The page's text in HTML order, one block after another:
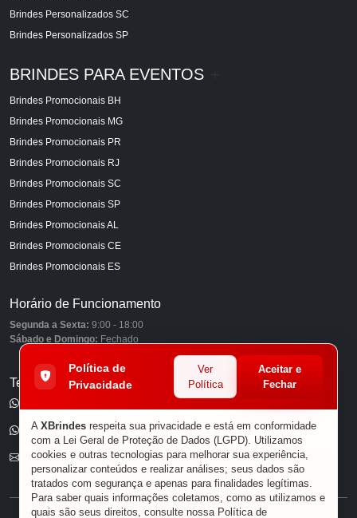
Brindes Personalizados SC
Brindes Personalizados SP
BRINDES PARA EVENTOS
Brindes Promocionais BH
Brindes Promocionais MG
Brindes Promocionais PR
Brindes Promocionais RJ
Brindes Promocionais SC
Brindes Promocionais SP
Brindes Promocionais AL
Brindes Promocionais CE
Brindes Promocionais ES
Horário de Funcionamento
Segunda a Sexta: 9:00 - 18:00
Sábado e Domingo: Fechado
Telefones
(11) 96585-7462
E-mail
Política de
Privacidade
Ver
Política
Aceitar e
Fechar
A XBrindes respeita sua privacidade e está em conformidade
com a Lei Geral de Proteção de Dados (LGPD). Utilizamos
cookies e outras tecnologias para melhorar sua experiência,
personalizar conteúdos e realizar análises; seus dados são
tratados com segurança e apenas para finalidades legítimas.
Para saber quais informações coletamos, como as utilizamos e
quais são seus direitos, consulte nossa Política de